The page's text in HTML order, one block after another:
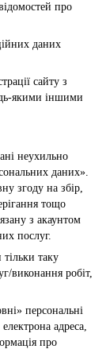
про
даних
сайту з
якими іншими
неухильно
даних».
згоду на збір,
тощо
з акаунтом
послуг.
тільки таку
виконання робіт,
персональні
адреса,
про